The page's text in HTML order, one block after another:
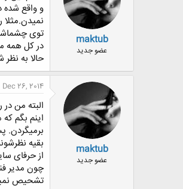
maktub
عضو جدید
و واقع
توی
در کل همه
حالا به
maktub
عضو جدید
Dec 26, 2014
البته من
اینم بگم
برمیگردن.
بقیه
از حرفای
چون مدیر
تشحیص